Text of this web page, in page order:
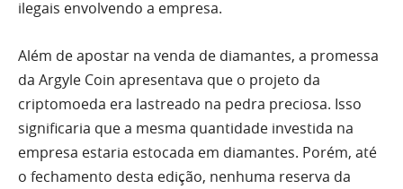
ilegais envolvendo a empresa.
Além de apostar na venda de diamantes, a promessa
da Argyle Coin apresentava que o projeto da
criptomoeda era lastreado na pedra preciosa. Isso
significaria que a mesma quantidade investida na
empresa estaria estocada em diamantes. Porém, até
o fechamento desta edição, nenhuma reserva da